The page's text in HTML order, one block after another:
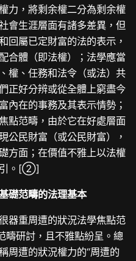
力，將剩余權二分為剩余權
會生涯層面有諸多差異，但
回屬已定財富的法的表示，
合體（即法權）；法學應當
權、任務和法令（或法）共
正好分辨或從全體上窮盡今
內在的事務及其表示情勢；
點范疇，由於它在好處層面
公民財富（或公民財富），
方面；在價值不雅上以法權
引。[②]
礎范疇的法理基本
器重周遭的狀況法學焦點范
疇研討，且不雅點紛呈。總
周遭的狀況權力的“周遭的